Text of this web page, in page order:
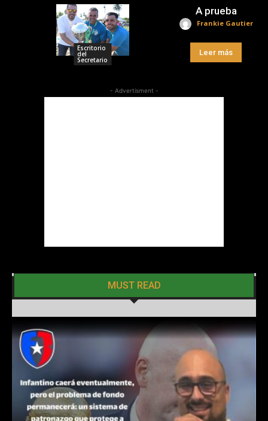
Escritorio
del
Secretario
A prueba
Frankie Gautier
Leer más
- Advertisment -
MUST READ